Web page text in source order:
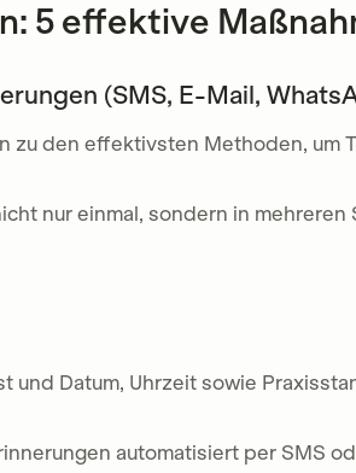
5 effektive
(SMS, E-Mail,
zu den effektivsten Methoden, um
nur einmal, sondern in mehreren
und Datum, Uhrzeit sowie
automatisiert per SMS